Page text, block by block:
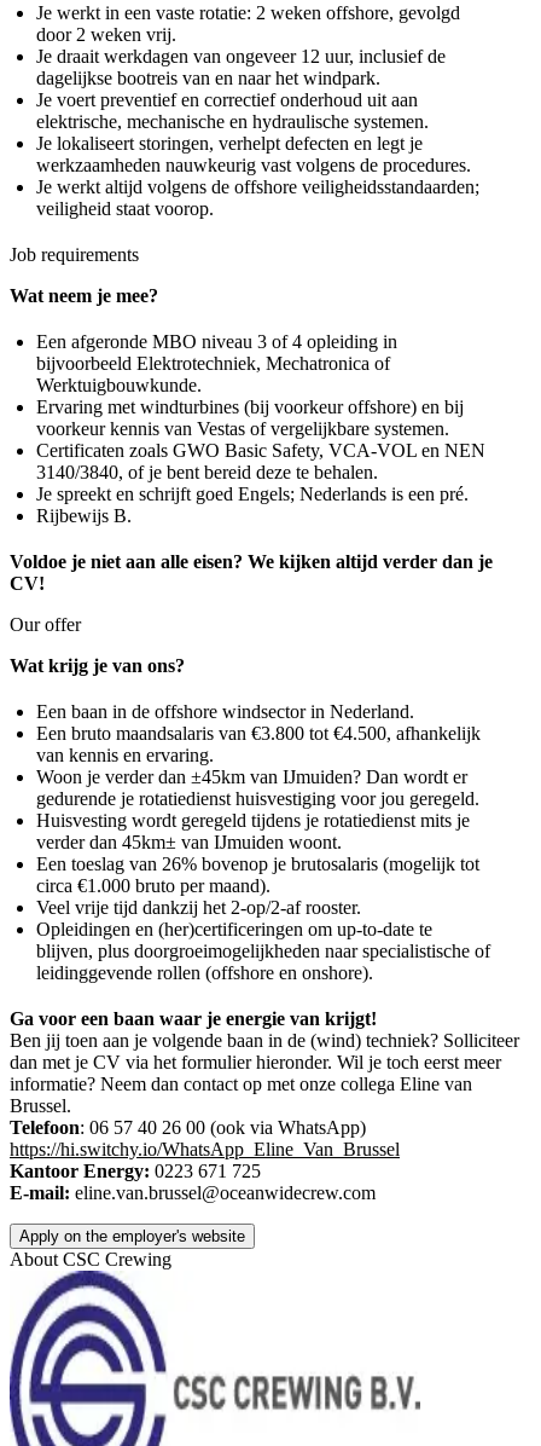
Je werkt in een vaste rotatie: 2 weken offshore, gevolgd
door 2 weken vrij.
Je draait werkdagen van ongeveer 12 uur, inclusief de
dagelijkse bootreis van en naar het windpark.
Je voert preventief en correctief onderhoud uit aan
elektrische, mechanische en hydraulische systemen.
Je lokaliseert storingen, verhelpt defecten en legt je
werkzaamheden nauwkeurig vast volgens de procedures.
Je werkt altijd volgens de offshore veiligheidsstandaarden;
veiligheid staat voorop.
Job requirements
Wat neem je mee?
Een afgeronde MBO niveau 3 of 4 opleiding in
bijvoorbeeld Elektrotechniek, Mechatronica of
Werktuigbouwkunde.
Ervaring met windturbines (bij voorkeur offshore) en bij
voorkeur kennis van Vestas of vergelijkbare systemen.
Certificaten zoals GWO Basic Safety, VCA-VOL en NEN
3140/3840, of je bent bereid deze te behalen.
Je spreekt en schrijft goed Engels; Nederlands is een pré.
Rijbewijs B.
Voldoe je niet aan alle eisen? We kijken altijd verder dan je
CV!
Our offer
Wat krijg je van ons?
Een baan in de offshore windsector in Nederland.
Een bruto maandsalaris van €3.800 tot €4.500, afhankelijk
van kennis en ervaring.
Woon je verder dan ±45km van IJmuiden? Dan wordt er
gedurende je rotatiedienst huisvestiging voor jou geregeld.
Huisvesting wordt geregeld tijdens je rotatiedienst mits je
verder dan 45km± van IJmuiden woont.
Een toeslag van 26% bovenop je brutosalaris (mogelijk tot
circa €1.000 bruto per maand).
Veel vrije tijd dankzij het 2-op/2-af rooster.
Opleidingen en (her)certificeringen om up-to-date te
blijven, plus doorgroeimogelijkheden naar specialistische of
leidinggevende rollen (offshore en onshore).
Ga voor een baan waar je energie van krijgt!
Ben jij toen aan je volgende baan in de (wind) techniek? Solliciteer
dan met je CV via het formulier hieronder. Wil je toch eerst meer
informatie? Neem dan contact op met onze collega Eline van
Brussel.
Telefoon: 06 57 40 26 00 (ook via WhatsApp)
https://hi.switchy.io/WhatsApp_Eline_Van_Brussel
Kantoor Energy: 0223 671 725
E-mail: eline.van.brussel@oceanwidecrew.com
Apply on the employer's website
About CSC Crewing